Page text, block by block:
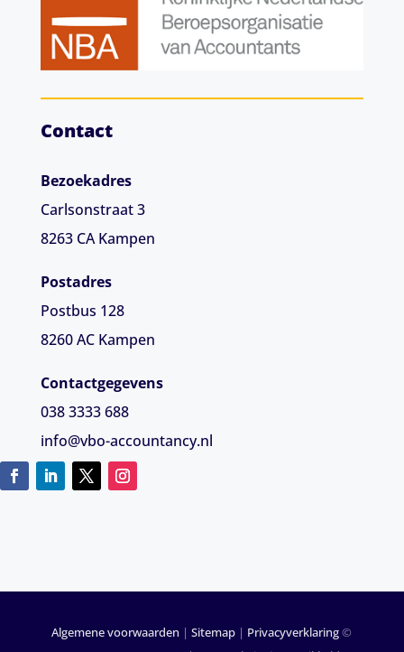
Contact
Bezoekadres
Carlsonstraat 3
8263 CA Kampen
Postadres
Postbus 128
8260 AC Kampen
Contactgegevens
038 3333 688
info@vbo-accountancy.nl
Algemene voorwaarden |Sitemap | Privacyverklaring©